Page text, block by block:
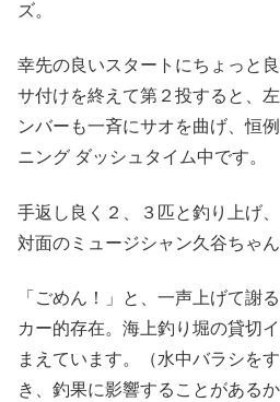
ズ。
幸先の良いスタートにちょっと
サ付けを終えて第２投すると、
ンバーも一斉にサオを曲げ、恒
ニング ダッシュタイム中です。
手返し良く２、３匹と釣り上げ
対面のミュージシャン久谷ちゃ
「ごめん！」と、一声上げて謝
カー的存在。海上釣り堀の貸切
まえています。（水中バラシを
き、釣果に影響することがあるか